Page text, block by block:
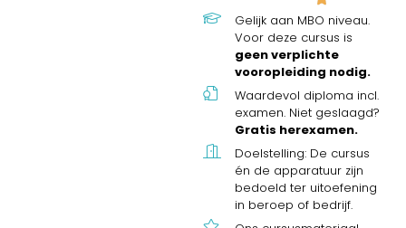
Gelijk aan MBO niveau.
Voor deze cursus is
geen verplichte
vooropleiding nodig.
Waardevol diploma incl.
examen. Niet geslaagd?
Gratis herexamen.
Doelstelling: De cursus
én de apparatuur zijn
bedoeld ter uitoefening
in beroep of bedrijf.